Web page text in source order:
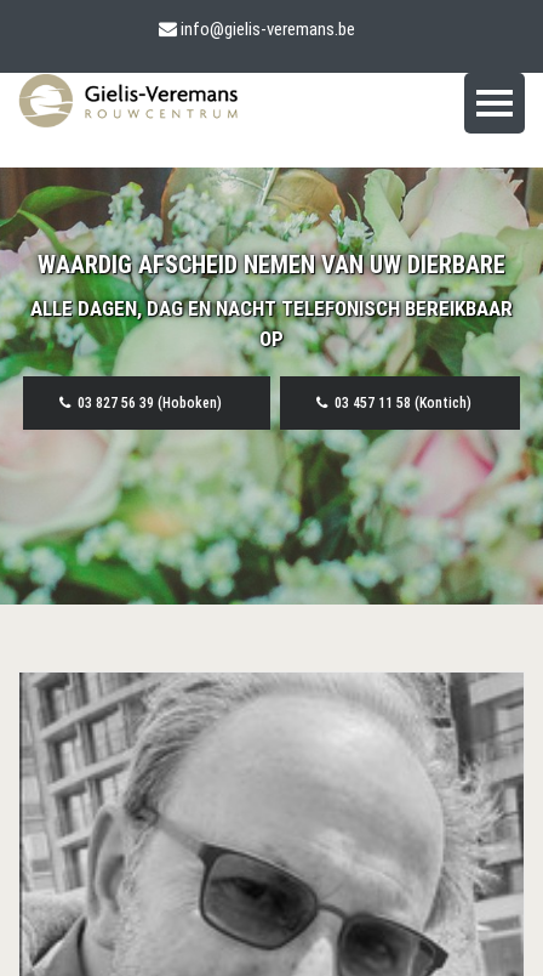
info@gielis-veremans.be
WAARDIG AFSCHEID NEMEN VAN UW DIERBARE
ALLE DAGEN, DAG EN NACHT TELEFONISCH BEREIKBAAR
OP
03 827 56 39 (Hoboken) 03 457 11 58 (Kontich)